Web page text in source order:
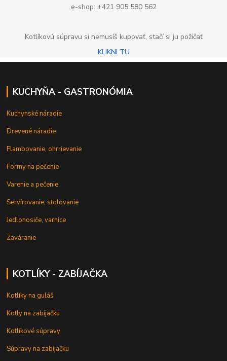
e-shop: +421 905 580 562
Kotlíkovú súpravu si nemusíš kupovať, stačí si ju požičať
KLIKNI TU
KUCHYŇA - GASTRONÓMIA
Kuchynské náradie
Drevené náradie
Flambovanie, ohrrievanie
Formy na pečenie
Varenie a pečenie
Servírovanie, stolovanie
Jedlonosiče, varnice
Zaváranie
KOTLÍKY - ZABÍJAČKA
Kotlíky na guláš
Kotly na zabíjačku
Kotlíkové súpravy
Súpravy na zabíjačku